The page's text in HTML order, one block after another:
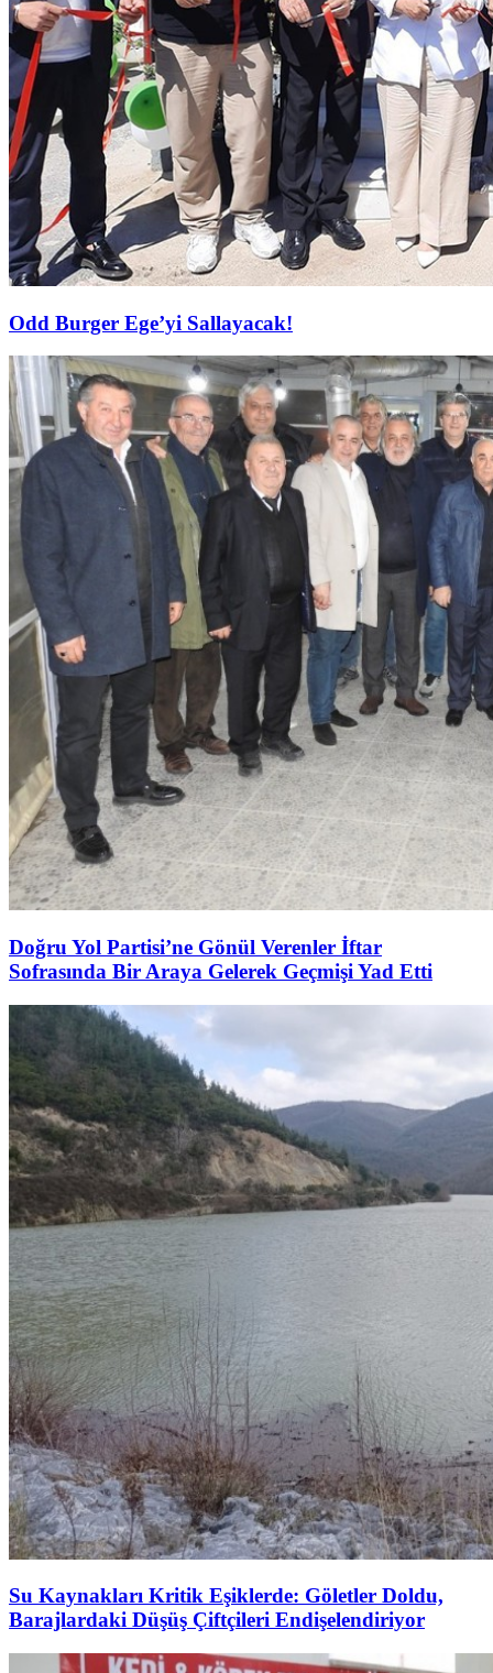
Odd Burger Ege’yi Sallayacak!
Doğru Yol Partisi’ne Gönül Verenler İftar
Sofrasında Bir Araya Gelerek Geçmişi Yad Etti
Su Kaynakları Kritik Eşiklerde: Göletler Doldu,
Barajlardaki Düşüş Çiftçileri Endişelendiriyor